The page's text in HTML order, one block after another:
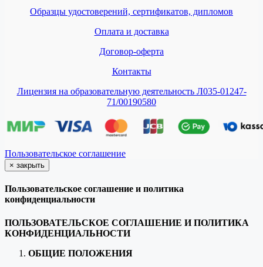
Образцы удостоверений, сертификатов, дипломов
Оплата и доставка
Договор-оферта
Контакты
Лицензия на образовательную деятельность Л035-01247-
71/00190580
Пользовательское соглашение
× закрыть
Пользовательское соглашение и политика
конфиденциальности
ПОЛЬЗОВАТЕЛЬСКОЕ СОГЛАШЕНИЕ И ПОЛИТИКА
КОНФИДЕНЦИАЛЬНОСТИ
ОБЩИЕ ПОЛОЖЕНИЯ